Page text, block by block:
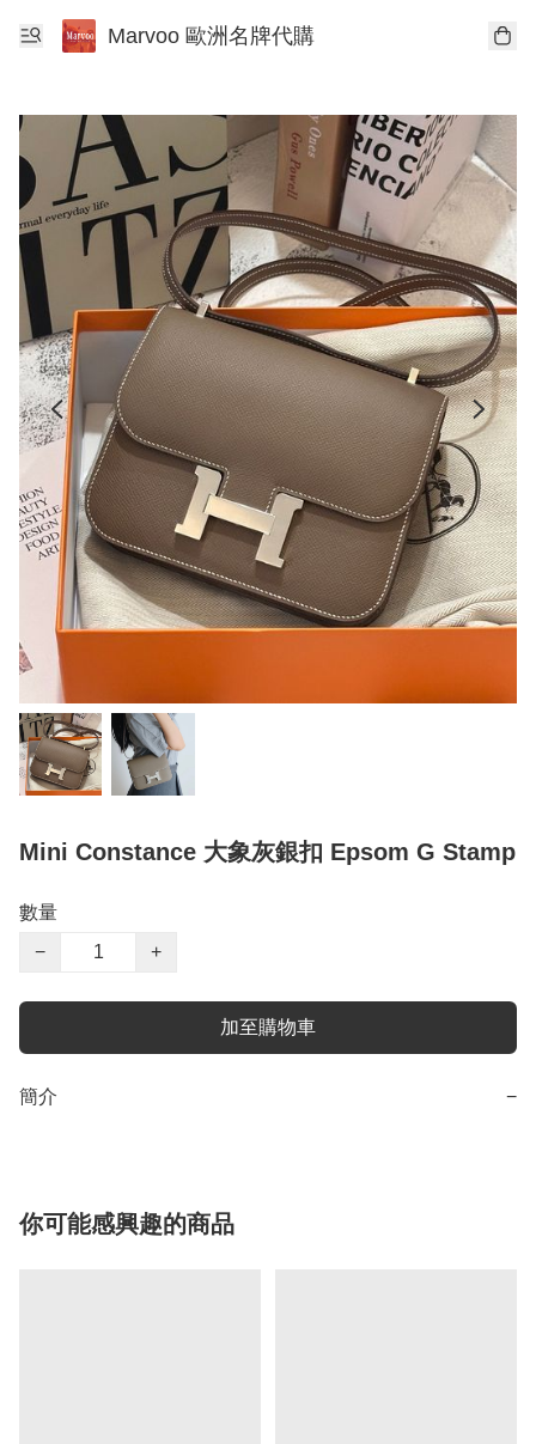
Marvoo 歐洲名牌代購
Mini Constance 大象灰銀扣 Epsom G Stamp
數量
−
+
加至購物車
簡介 −
你可能感興趣的商品